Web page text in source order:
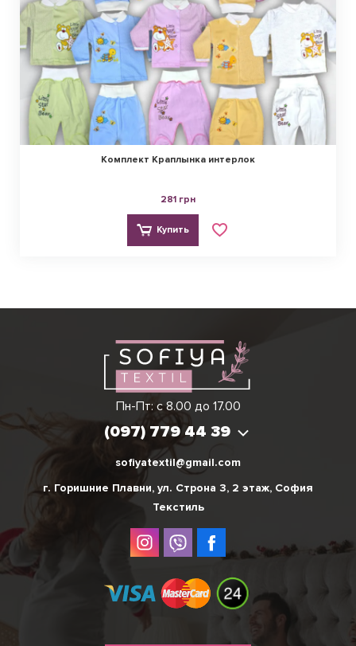
Комплект Краплынка интерлок
281 грн
Купить
Пн-Пт: с 8.00 до 17.00
(097) 779 44 39
Виктория
(097) 779 44 39
sofiyatextil@gmail.com
г. Горишние Плавни, ул. Строна 3, 2 этаж, София
Текстиль